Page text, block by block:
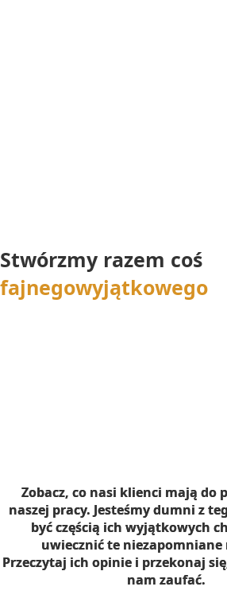
Stwórzmy razem coś
fajnegowyjątkowego
Zobacz, co nasi klienci mają do
naszej pracy. Jesteśmy dumni z
być częścią ich wyjątkowych
uwiecznić te niezapomniane
Przeczytaj ich opinie i przekonaj
nam zaufać.